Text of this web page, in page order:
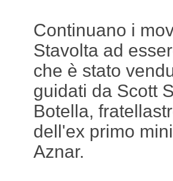
Continuano i
Stavolta ad
che è stato
guidati da Scott
Botella,
dell'ex primo
Aznar.